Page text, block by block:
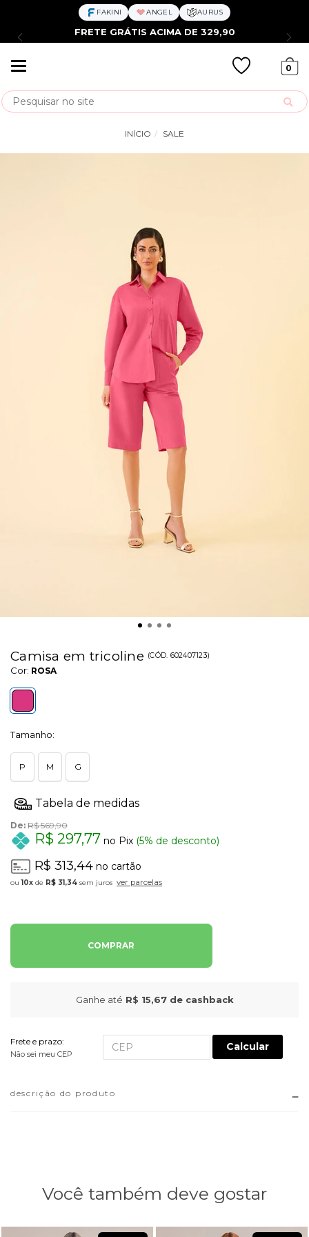
FAKINI ANGEL AURUS
FRETE GRÁTIS ACIMA DE 329,90
0
Busca
INÍCIO SALE
Camisa em tricoline (CÓD. 602407123)
Cor: ROSA
Tamanho:
P M G
De: R$ 569,90
R$ 297,77 no Pix (5% de desconto)
R$ 313,44 no cartão
10x de R$ 31,34 sem juros ver parcelas
COMPRAR
Ganhe até R$ 15,67de cashback
Frete e prazo:
Não sei meu CEP
Calcular
descrição do produto
Você também deve gostar